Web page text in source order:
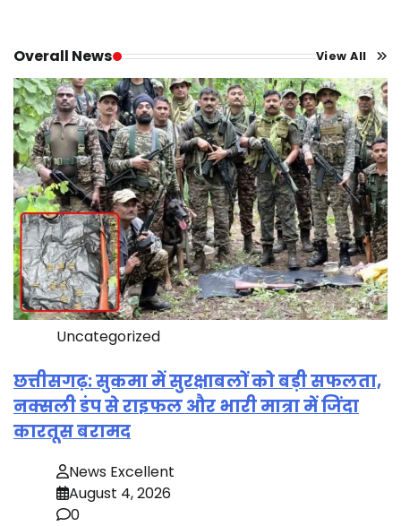
Overall News View All
Uncategorized
छत्तीसगढ़: सुकमा में सुरक्षाबलों को बड़ी सफलता,
नक्सली डंप से राइफल और भारी मात्रा में जिंदा
कारतूस बरामद
News Excellent
August 4, 2026
0